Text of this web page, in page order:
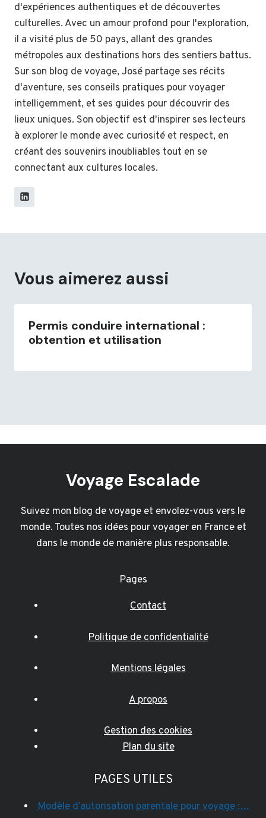
d'expériences authentiques et de découvertes
culturelles. Avec un amour profond pour l'exploration,
il a visité plus de 50 pays, allant des grandes
métropoles aux destinations hors des sentiers battus.
Sur son blog de voyage, José partage ses récits
d'aventure, ses conseils pratiques pour voyager
intelligemment, et ses guides pour découvrir des
lieux uniques. Son objectif est d'inspirer ses lecteurs
à explorer le monde avec curiosité et respect, en
créant des souvenirs inoubliables tout en se
connectant aux cultures locales.
Vous aimerez aussi
Permis conduire international :
obtention et utilisation
Voyage Escalade
Suivez mon blog de voyage et envolez-vous vers le
monde. Toutes nos idées pour voyager en France et
dans le monde de manière plus responsable.
Pages
Contact
Politique de confidentialité
Mentions légales
A propos
Gestion des cookies
Plan du site
PAGES UTILES
Modèle d’autorisation parentale pour voyage :…